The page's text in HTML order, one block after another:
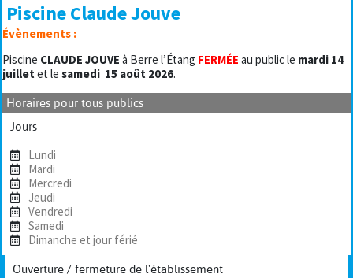
Piscine Claude Jouve
Évènements :
Piscine CLAUDE JOUVE à Berre l’Étang FERMÉE au public le mardi 14
juilletet le samedi 15 août 2026.
Horaires pour tous publics
Jours
Lundi
Mardi
Mercredi
Jeudi
Vendredi
Samedi
Dimanche et jour férié
Ouverture / fermeture de l'établissement